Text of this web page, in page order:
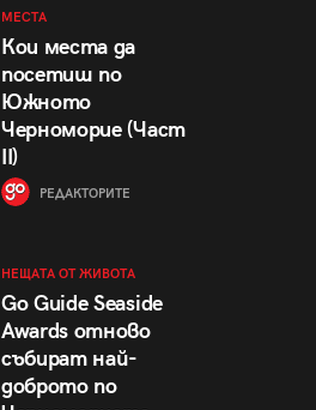
МЕСТА
Кои места да
посетиш по
Южното
Черноморие (Част
II)
РЕДАКТОРИТЕ
НЕЩАТА ОТ ЖИВОТА
Go Guide Seaside
Awards отново
събират най-
доброто по